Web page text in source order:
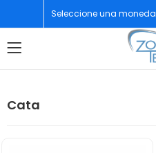
Seleccione una moneda
Cata